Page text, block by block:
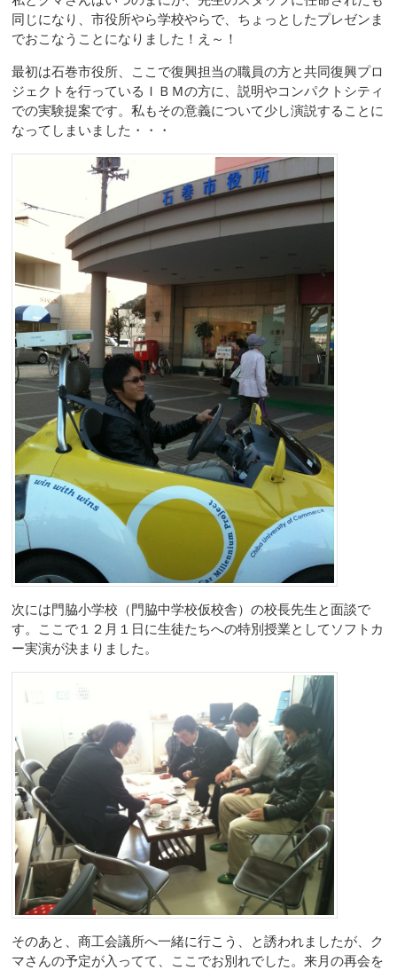
同じになり、市役所やら学校やらで、ちょっとしたプレゼンま
でおこなうことになりました！え～！
最初は石巻市役所、ここで復興担当の職員の方と共同復興プロ
ジェクトを行っているＩＢＭの方に、説明やコンパクトシティ
での実験提案です。私もその意義について少し演説することに
なってしまいました・・・
次には門脇小学校（門脇中学校仮校舎）の校長先生と面談で
す。ここで１２月１日に生徒たちへの特別授業としてソフトカ
ー実演が決まりました。
そのあと、商工会議所へ一緒に行こう、と誘われましたが、ク
マさんの予定が入ってて、ここでお別れでした。来月の再会を